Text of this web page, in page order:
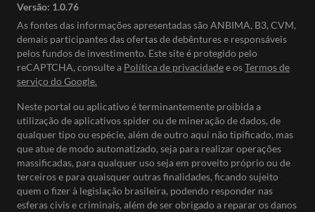
Versão: 1.0.76
As fontes das informações apresentadas são ANBIMA, B3, CVM,
demais participantes das ofertas de debêntures e responsáveis
pelos fundos de investimento. Este site é protegido pelo
reCAPTCHA, consulte a Política de privacidadee osTermos de
serviço do Google.
Neste portal ou aplicativo é terminantemente proibida a
utilização de aplicativos spider ou de mineração de dados, de
qualquer tipo ou espécie, além de outro aqui não tipificado, mas
que atue de modo automatizado, seja para realizar operações
massificadas, para qualquer uso seja em proveito próprio ou de
terceiros e para quaisquer outras finalidades, ficando sujeito
quem o fizer à legislação brasileira, podendo responder nas
esferas civis e criminais, além de ser obrigado a reparar os danos